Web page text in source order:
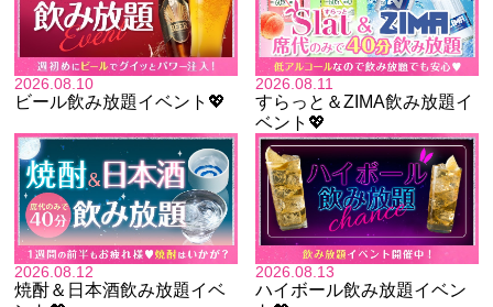
2026.08.10
ビール飲み放題イベント💖
2026.08.11
すらっと＆ZIMA飲み放題イ
ベント💖
2026.08.12
焼酎＆日本酒飲み放題イベ
2026.08.13
ハイボール飲み放題イベン